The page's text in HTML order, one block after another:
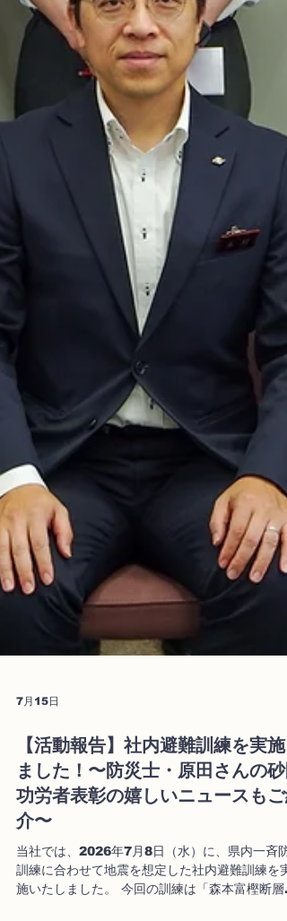
7月15日
【活動報告】社内避難訓練を実施
ました！〜防災士・原田さんの砂
功労者表彰の嬉しいニュースもご
介〜
当社では、2026年7月8日（水）に、県内一斉防